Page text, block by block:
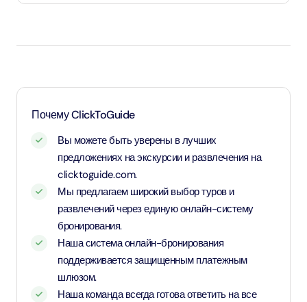
применяется детский тариф
Почему ClickToGuide
Вы можете быть уверены в лучших
предложениях на экскурсии и развлечения на
clicktoguide.com.
Мы предлагаем широкий выбор туров и
развлечений через единую онлайн-систему
бронирования.
Наша система онлайн-бронирования
поддерживается защищенным платежным
шлюзом.
Наша команда всегда готова ответить на все